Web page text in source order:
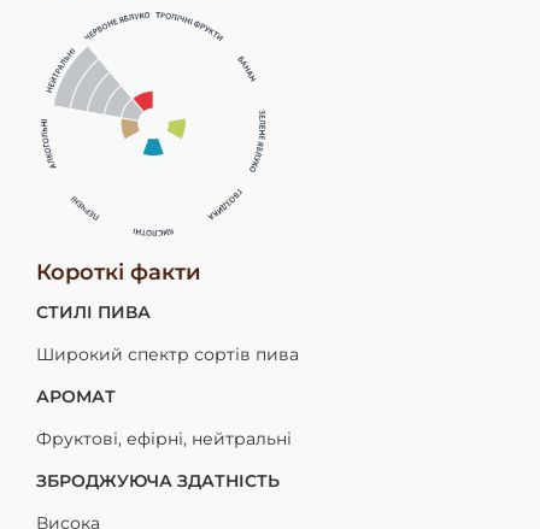
Короткі факти
СТИЛІ ПИВА
Широкий спектр сортів пива
АРОМАТ
Фруктові, ефірні, нейтральні
ЗБРОДЖУЮЧА ЗДАТНІСТЬ
Висока